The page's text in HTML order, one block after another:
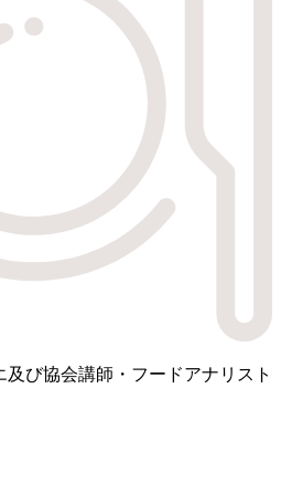
び協会講師・フードアナリスト